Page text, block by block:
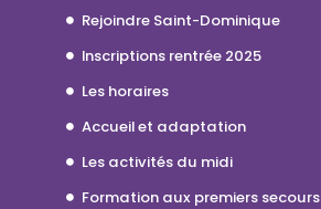
Rejoindre Saint-Dominique
Inscriptions rentrée 2025
Les horaires
Accueil et adaptation
Les activités du midi
Formation aux premiers secours